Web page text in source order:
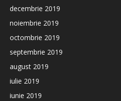
decembrie 2019
noiembrie 2019
octombrie 2019
septembrie 2019
august 2019
iulie 2019
iunie 2019